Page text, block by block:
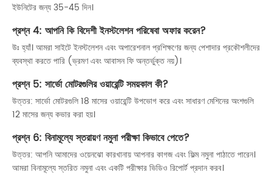
ইউনিটের জন্য 35-45 দিন।
প্রশ্ন 4: আপনি কি বিদেশী ইনস্টলেশন পরিষেবা অফার করেন?
উঃ হ্যাঁ। আমরা সাইটে ইনস্টলেশন এবং অপারেশনাল প্রশিক্ষণের জন্য পেশাদার প্রকৌশলীদের
ব্যবস্থা করতে পারি (ভ্রমণ এবং আবাসন ফি অন্তর্ভুক্ত নয়)।
প্রশ্ন 5: সার্ভো মোটরগুলির ওয়ারেন্টি সময়কাল কী?
উত্তর: সার্ভো মোটরগুলি 18 মাসের ওয়ারেন্টি উপভোগ করে এবং সাধারণ মেশিনের অংশগুলি
12 মাসের জন্য কভার করা হয়।
প্রশ্ন 6: বিনামূল্যে স্তরায়ণ নমুনা পরীক্ষা কিভাবে পেতে?
উত্তর: আপনি আমাদের ওয়েনঝো কারখানায় আপনার কাগজ এবং ফিল্ম নমুনা পাঠাতে পারেন।
আমরা বিনামূল্যে স্তরিত নমুনা এবং একটি পরীক্ষার ভিডিও রিপোর্ট প্রদান করব।